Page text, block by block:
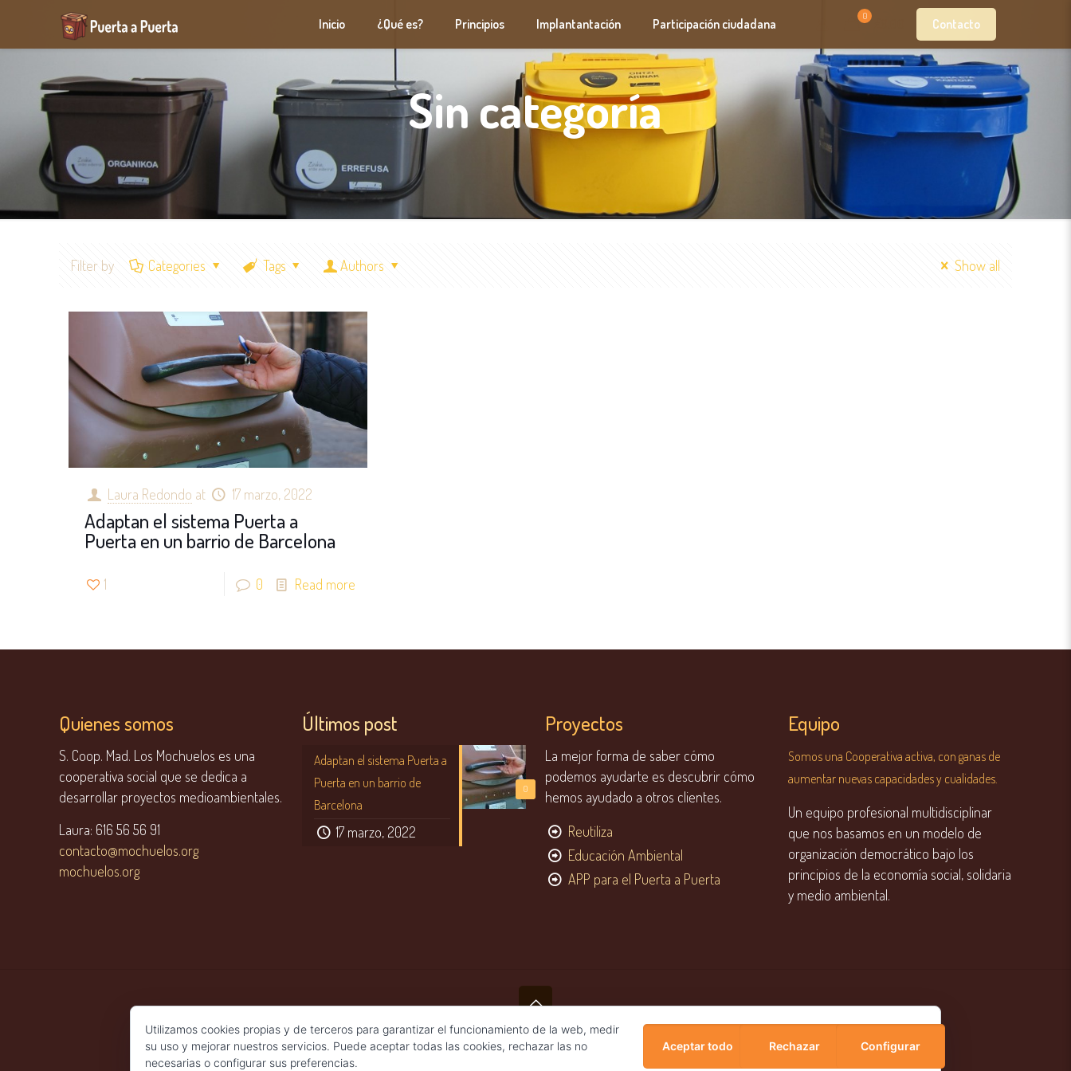
Inicio ¿Qué es? Principios Implantantación Participación ciudadana 0 Contacto
Sin categoría
Filter by Categories Tags Authors Show all
Laura Redondo at 17 marzo, 2022
Adaptan el sistema Puerta a
Puerta en un barrio de Barcelona
1 0 Read more
Quienes somos
S. Coop. Mad. Los Mochuelos es una
cooperativa social que se dedica a
desarrollar proyectos medioambientales.
Laura: 616 56 56 91
contacto@mochuelos.org
mochuelos.org
Últimos post
0
Adaptan el sistema Puerta a
Puerta en un barrio de
Barcelona
17 marzo, 2022
Proyectos
La mejor forma de saber cómo
podemos ayudarte es descubrir cómo
hemos ayudado a otros clientes.
Reutiliza
Educación Ambiental
APP para el Puerta a Puerta
Equipo
Somos una Cooperativa activa, con ganas de
aumentar nuevas capacidades y cualidades.
Un equipo profesional multidisciplinar
que nos basamos en un modelo de
organización democrático bajo los
principios de la economía social, solidaria
y medio ambiental.
Puertaapuerta.info | 2023 |Política de privacidad y Cookies
Utilizamos cookies propias y de terceros para garantizar el funcionamiento de la web, medir
su uso y mejorar nuestros servicios. Puede aceptar todas las cookies, rechazar las no
necesarias o configurar sus preferencias.
Aceptar todo Rechazar Configurar